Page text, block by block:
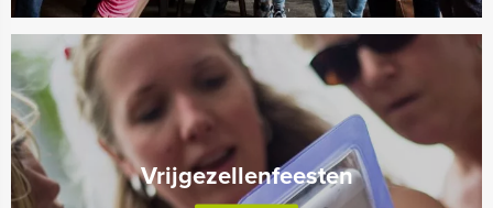
Vrijgezellenfeesten